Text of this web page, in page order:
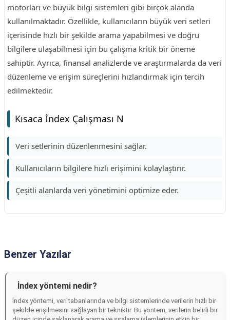
motorları ve büyük bilgi sistemleri gibi birçok alanda
kullanılmaktadır. Özellikle, kullanıcıların büyük veri setleri
içerisinde hızlı bir şekilde arama yapabilmesi ve doğru
bilgilere ulaşabilmesi için bu çalışma kritik bir öneme
sahiptir. Ayrıca, finansal analizlerde ve araştırmalarda da veri
düzenleme ve erişim süreçlerini hızlandırmak için tercih
edilmektedir.
Kısaca İndex Çalışması N
Veri setlerinin düzenlenmesini sağlar.
Kullanıcıların bilgilere hızlı erişimini kolaylaştırır.
Çeşitli alanlarda veri yönetimini optimize eder.
Benzer Yazılar
İndex yöntemi nedir?
İndex yöntemi, veri tabanlarında ve bilgi sistemlerinde verilerin hızlı bir
şekilde erişilmesini sağlayan bir tekniktir. Bu yöntem, verilerin belirli bir